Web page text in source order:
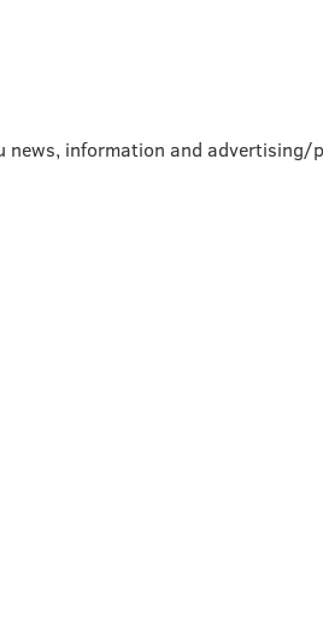
news, information and